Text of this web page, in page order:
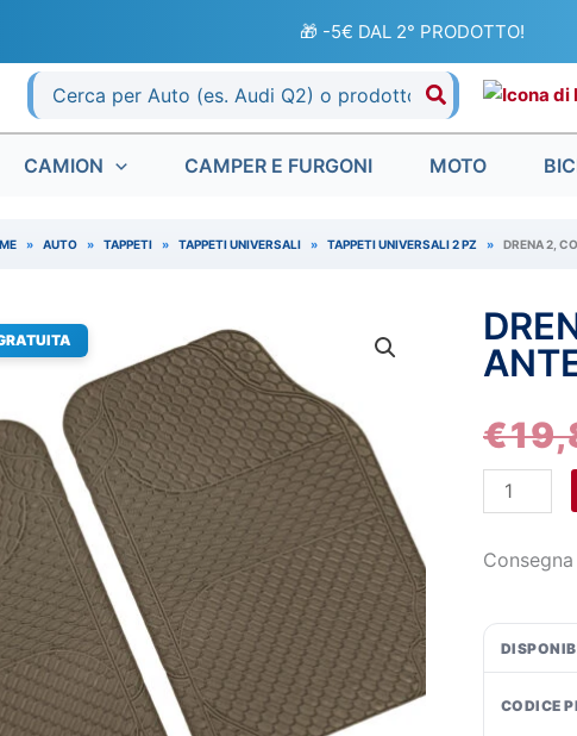
🎁 -5€ DAL 2° PRODOTTO!
Ricerca
per:
CAMION CAMPER E FURGONI MOTO
» AUTO » TAPPETI » TAPPETI UNIVERSALI » TAPPETI UNIVERSALI 2 PZ » DRENA 2,
€
Drena
2,
coppia
anteriori
universali
-
quantità
CODICE